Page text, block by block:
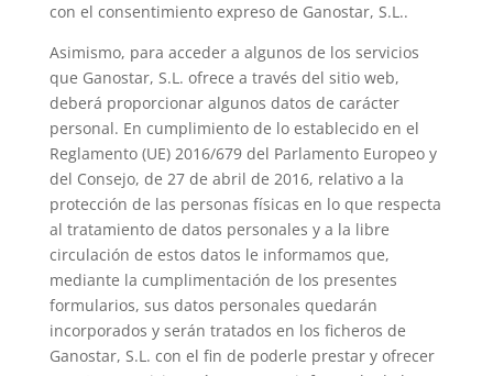
con el consentimiento expreso de Ganostar, S.L..
Asimismo, para acceder a algunos de los servicios
que Ganostar, S.L. ofrece a través del sitio web,
deberá proporcionar algunos datos de carácter
personal. En cumplimiento de lo establecido en el
Reglamento (UE) 2016/679 del Parlamento Europeo y
del Consejo, de 27 de abril de 2016, relativo a la
protección de las personas físicas en lo que respecta
al tratamiento de datos personales y a la libre
circulación de estos datos le informamos que,
mediante la cumplimentación de los presentes
formularios, sus datos personales quedarán
incorporados y serán tratados en los ficheros de
Ganostar, S.L. con el fin de poderle prestar y ofrecer